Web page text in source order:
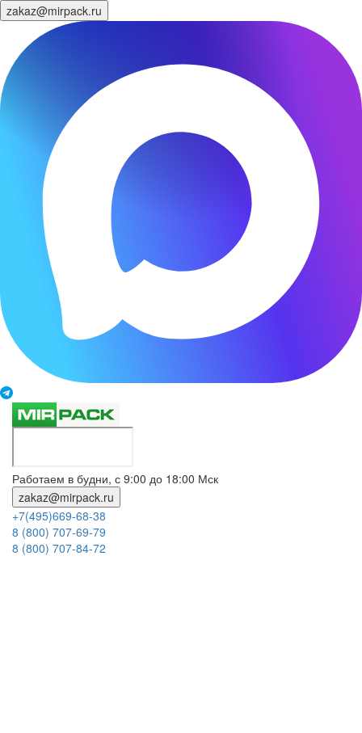
zakaz@mirpack.ru
Работаем в будни, с 9:00 до 18:00 Мск
zakaz@mirpack.ru
+7(495)669-68-38
8 (800) 707-69-79
8 (800) 707-84-72